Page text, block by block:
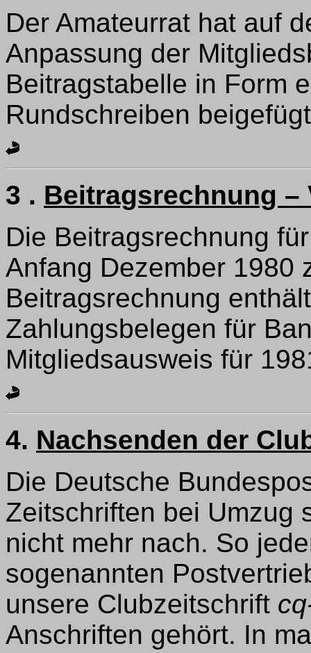
Der Amateurrat hat auf
Anpassung der
Beitragstabelle in Form
Rundschreiben
3 . Beitragsrechnung –
Die Beitragsrechnung
Anfang Dezember 1980
Beitragsrechnung
Zahlungsbelegen für
Mitgliedsausweis für
4. Nachsenden der
Die Deutsche
Zeitschriften bei Umzug
nicht mehr nach. So
sogenannten
unsere Clubzeitschrift
Anschriften gehört. In